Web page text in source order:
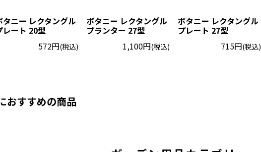
タニー レクタングル
レート 20型
572円(税込)
ボタニー レクタングル
プランター 27型
1,100円(税込)
ボタニー レクタングル
プレート 27型
715円(税込)
おすすめの商品